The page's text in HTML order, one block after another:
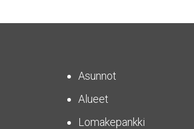
Asunnot
Alueet
Lomakepankki